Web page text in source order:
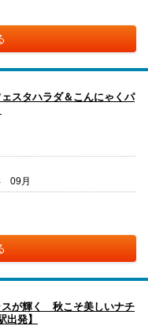
スタハラダ＆こんにゃくパ
09月
が輝く 秋こそ美しいナチ
発】